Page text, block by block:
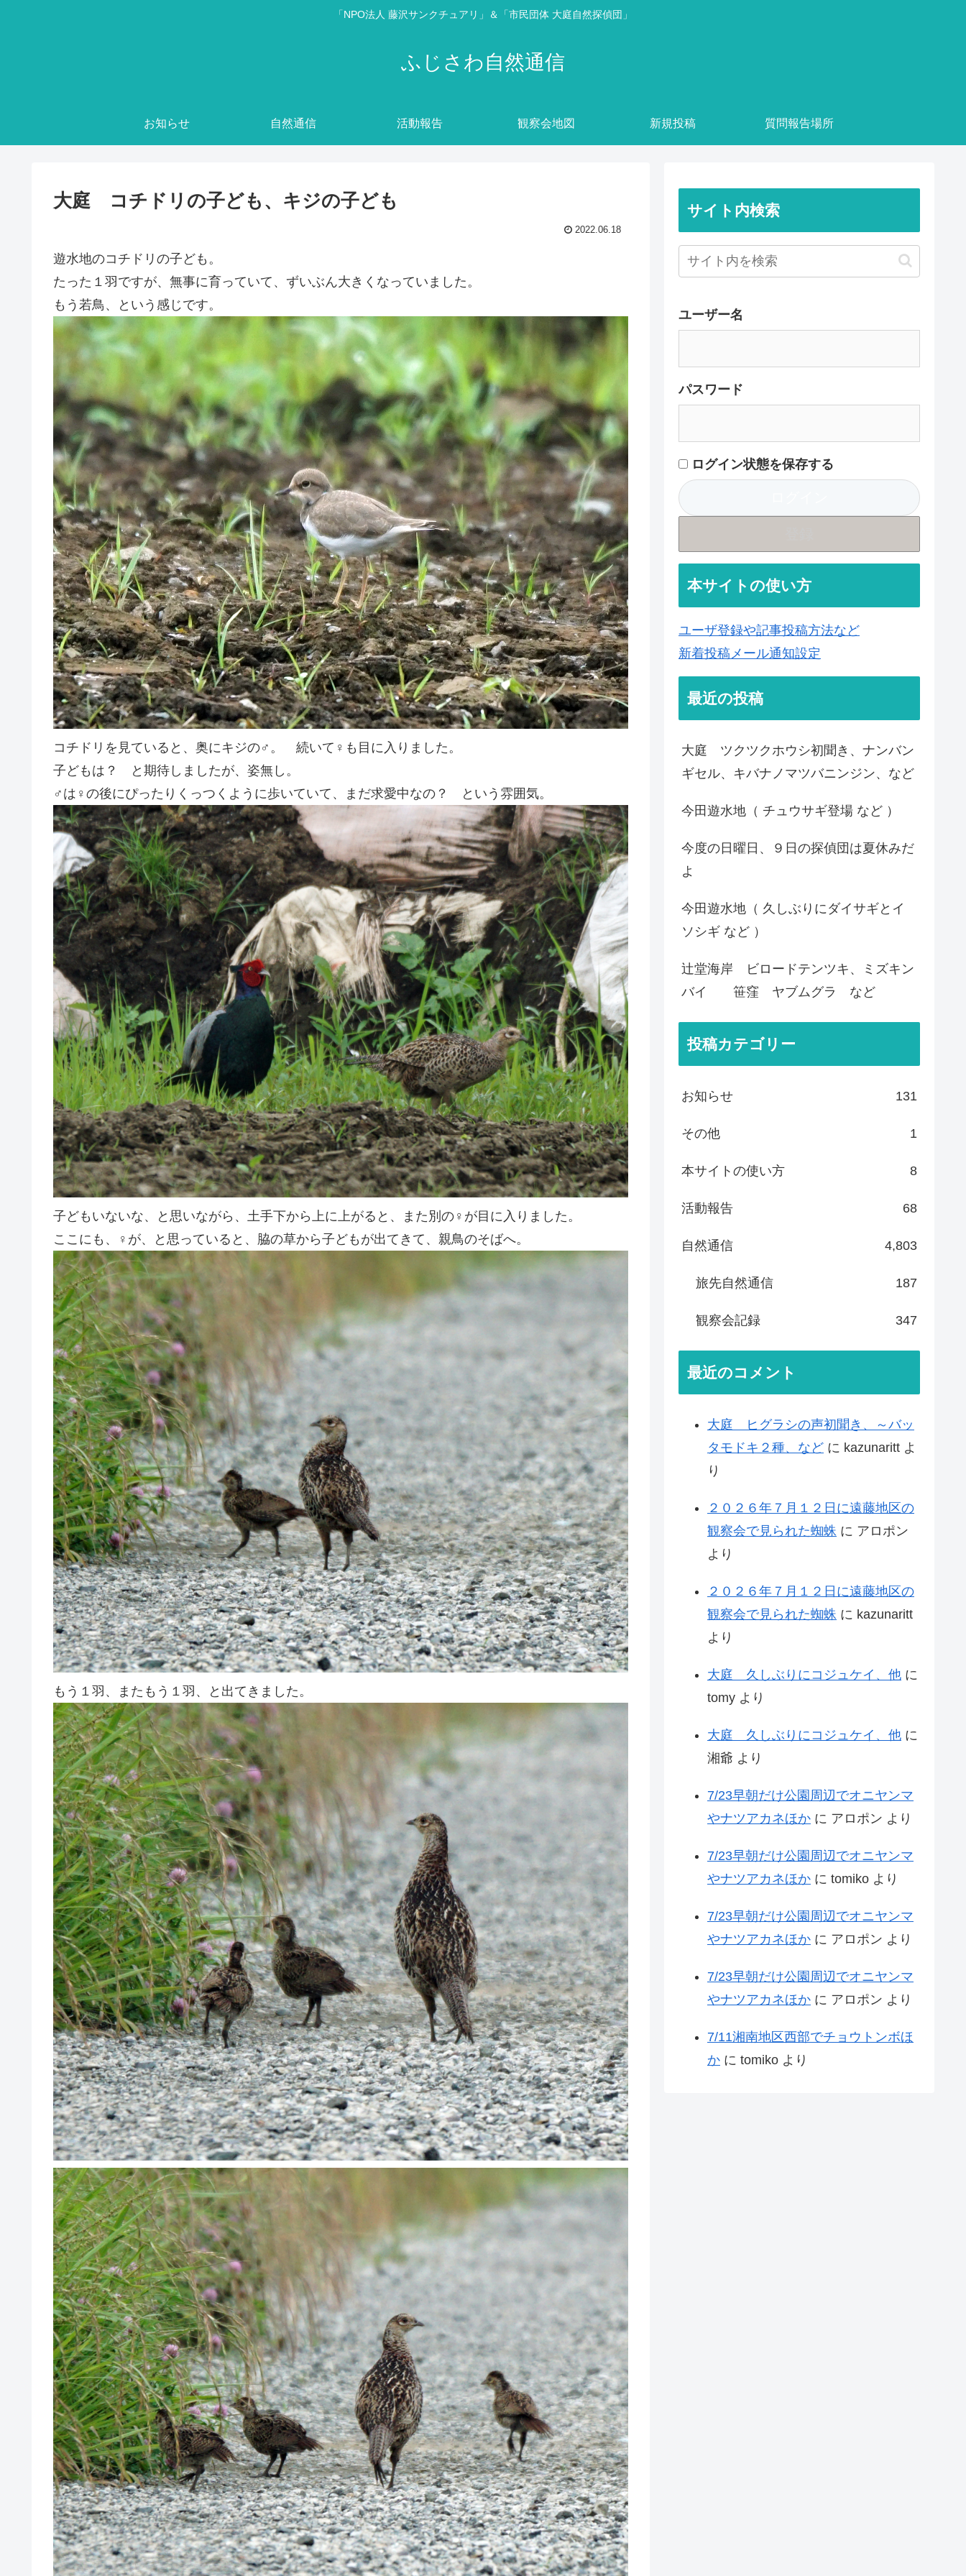
「NPO法人 藤沢サンクチュアリ」＆「市民団体 大庭自然探偵団」
ふじさわ自然通信
お知らせ 自然通信 活動報告 観察会地図 新規投稿 質問報告場所
大庭 コチドリの子ども、キジの子ども
2022.06.18
遊水地のコチドリの子ども。
たった１羽ですが、無事に育っていて、ずいぶん大きくなっていました。
もう若鳥、という感じです。
コチドリを見ていると、奥にキジの♂。 続いて♀も目に入りました。
子どもは？ と期待しましたが、姿無し。
♂は♀の後にぴったりくっつくように歩いていて、まだ求愛中なの？ という雰囲気。
子どもいないな、と思いながら、土手下から上に上がると、また別の♀が目に入りました。
ここにも、♀が、と思っていると、脇の草から子どもが出てきて、親鳥のそばへ。
もう１羽、またもう１羽、と出てきました。
サイト内検索
ユーザー名
パスワード
ログイン状態を保存する
本サイトの使い方
ユーザ登録や記事投稿方法など
新着投稿メール通知設定
最近の投稿
大庭 ツクツクホウシ初聞き、ナンバン
ギセル、キバナノマツバニンジン、など
今田遊水地（ チュウサギ登場 など ）
今度の日曜日、９日の探偵団は夏休みだ
よ
今田遊水地（ 久しぶりにダイサギとイ
ソシギ など ）
辻堂海岸 ビロードテンツキ、ミズキン
バイ 笹窪 ヤブムグラ など
投稿カテゴリー
お知らせ 131
その他 1
本サイトの使い方 8
活動報告 68
自然通信 4,803
旅先自然通信 187
観察会記録 347
最近のコメント
大庭 ヒグラシの声初聞き、～バッ
タモドキ２種、など に kazunaritt よ
り
２０２６年７月１２日に遠藤地区の
観察会で見られた蜘蛛 に アロポン
より
２０２６年７月１２日に遠藤地区の
観察会で見られた蜘蛛 に kazunaritt
より
大庭 久しぶりにコジュケイ、他 に
tomy より
大庭 久しぶりにコジュケイ、他 に
湘爺 より
7/23早朝だけ公園周辺でオニヤンマ
やナツアカネほか に アロポン より
7/23早朝だけ公園周辺でオニヤンマ
やナツアカネほか に tomiko より
7/23早朝だけ公園周辺でオニヤンマ
やナツアカネほか に アロポン より
7/23早朝だけ公園周辺でオニヤンマ
やナツアカネほか に アロポン より
7/11湘南地区西部でチョウトンボほ
か に tomiko より